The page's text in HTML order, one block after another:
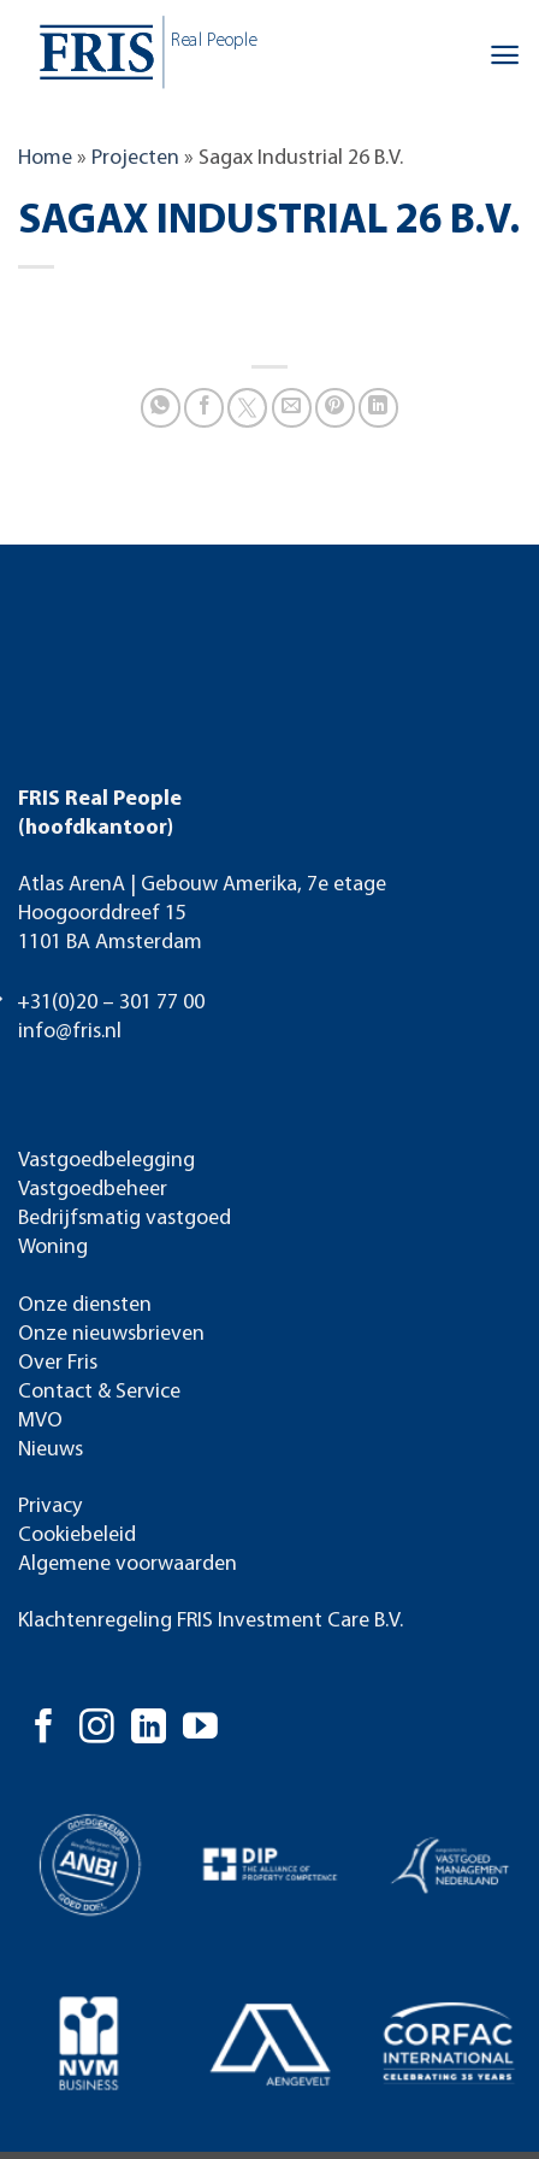
content
Real People
Home » Projecten » Sagax Industrial 26 B.V.
SAGAX INDUSTRIAL 26 B.V.
FRIS Real People
(hoofdkantoor)
Atlas ArenA | Gebouw Amerika, 7e etage
Hoogoorddreef 15
1101 BA Amsterdam
+31(0)20 – 301 77 00
info@fris.nl
Vastgoedbelegging
Vastgoedbeheer
Bedrijfsmatig vastgoed
Woning
Onze diensten
Onze nieuwsbrieven
Over Fris
Contact & Service
MVO
Nieuws
Privacy
Cookiebeleid
Algemene voorwaarden
Klachtenregeling FRIS Investment Care B.V.